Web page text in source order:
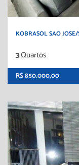
KOBRASOL SAO JOSE/
3Quartos
R$ 850.000,00